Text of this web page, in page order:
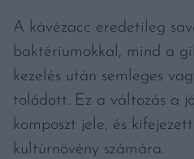
A kávézacc eredetileg
baktériumokkal, mind a
kezelés után semleges
tolódott. Ez a változás a
komposzt jele, és
kultúrnövény számára.